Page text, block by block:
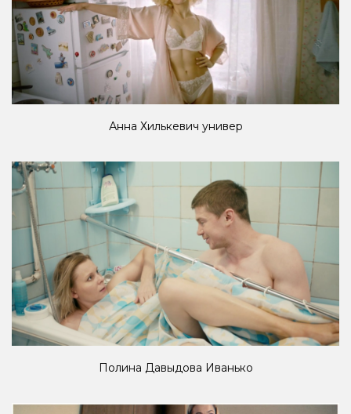
Анна Хилькевич универ
Полина Давыдова Иванько